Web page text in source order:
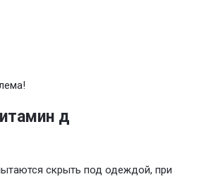
д
скрыть под одеждой, при